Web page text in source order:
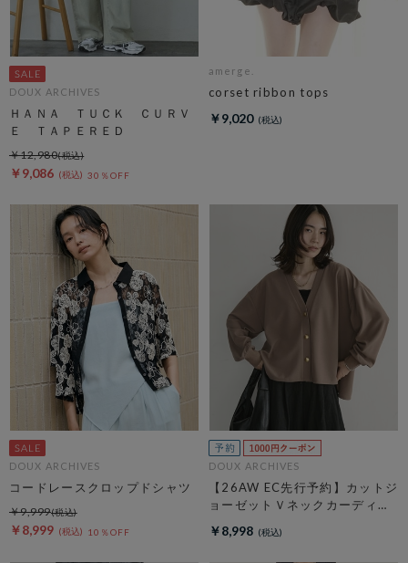
DOUX ARCHIVES
ＨＡＮＡ ＴＵＣＫ ＣＵＲＶ
Ｅ ＴＡＰＥＲＥＤ
￥9,086 30％OFF
￥12,980
amerge.
corset ribbon tops
￥9,020
DOUX ARCHIVES
コードレースクロップドシャツ
￥8,999 10％OFF
￥9,999
DOUX ARCHIVES
【26AW EC先行予約】カットジ
ョーゼットＶネックカーディガ
￥8,998